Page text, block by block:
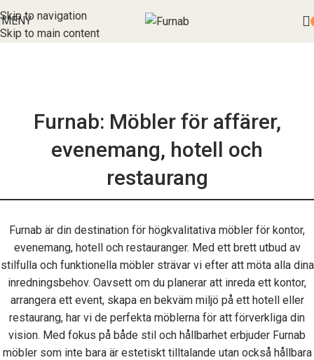
Skip to navigation
Skip to main content
MENY
Furnab: Möbler för affärer,
evenemang, hotell och
restaurang
Furnab är din destination för högkvalitativa möbler för kontor,
evenemang, hotell och restauranger. Med ett brett utbud av
stilfulla och funktionella möbler strävar vi efter att möta alla dina
inredningsbehov. Oavsett om du planerar att inreda ett kontor,
arrangera ett event, skapa en bekväm miljö på ett hotell eller
restaurang, har vi de perfekta möblerna för att förverkliga din
vision. Med fokus på både stil och hållbarhet erbjuder Furnab
möbler som inte bara är estetiskt tilltalande utan också hållbara